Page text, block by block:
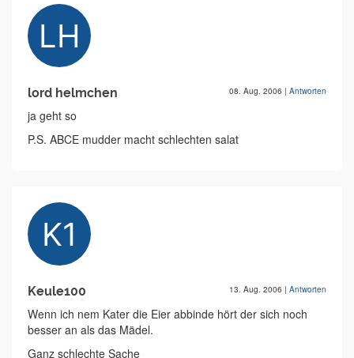
lord helmchen 08. Aug. 2006 | Antworten
ja geht so
P.S. ABCE mudder macht schlechten salat
Keule100 13. Aug. 2006 | Antworten
Wenn ich nem Kater die Eier abbinde hört der sich noch
besser an als das Mädel.
Ganz schlechte Sache